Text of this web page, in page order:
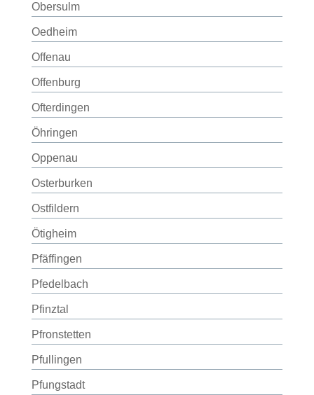
Obersulm
Oedheim
Offenau
Offenburg
Ofterdingen
Öhringen
Oppenau
Osterburken
Ostfildern
Ötigheim
Pfäffingen
Pfedelbach
Pfinztal
Pfronstetten
Pfullingen
Pfungstadt